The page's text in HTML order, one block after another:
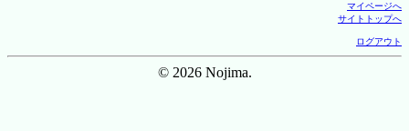
マイページへ
サイトトップへ
ログアウト
© 2026 Nojima.